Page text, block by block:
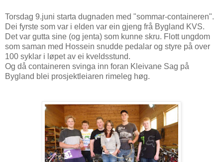
Torsdag 9.juni starta dugnaden med "sommar-containeren".
Dei fyrste som var i elden var ein gjeng frå Bygland KVS.
Det var gutta sine (og jenta) som kunne skru. Flott ungdom
som saman med Hossein snudde pedalar og styre på over
100 syklar i løpet av ei kveldsstund.
Og då containeren svinga inn foran Kleivane Sag på
Bygland blei prosjektleiaren rimeleg høg.